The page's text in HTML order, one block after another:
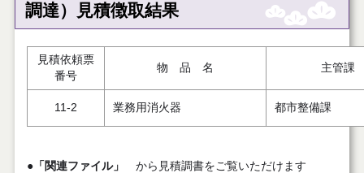
調達）見積徴取結果
見積依頼票
番号
物 品 名 主管課
11-2 業務用消火器 都市整備課
●「関連ファイル」 から見積調書をご覧いただけます